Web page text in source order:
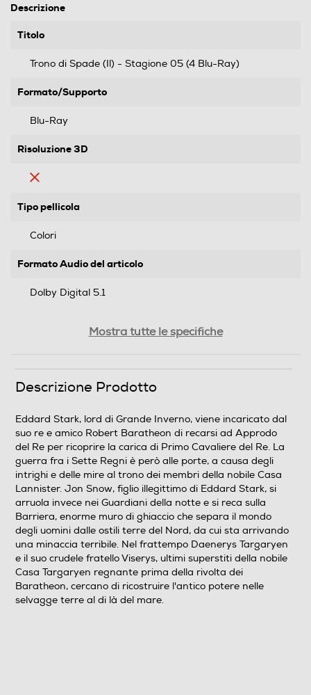
Descrizione
Titolo
Trono di Spade (Il) - Stagione 05 (4 Blu-Ray)
Formato/Supporto
Blu-Ray
Risoluzione 3D
Tipo pellicola
Colori
Formato Audio del articolo
Dolby Digital 5.1
Formato Video
Wide Screen
Sistema TV
Pal
Area Geografica del articolo
Area 2 (Europa/Giappone)
N° di supporti contenuti nell'articolo
Mostra tutte le specifiche
Descrizione Prodotto
Eddard Stark, lord di Grande Inverno, viene incaricato dal
suo re e amico Robert Baratheon di recarsi ad Approdo
del Re per ricoprire la carica di Primo Cavaliere del Re. La
guerra fra i Sette Regni è però alle porte, a causa degli
intrighi e delle mire al trono dei membri della nobile Casa
Lannister. Jon Snow, figlio illegittimo di Eddard Stark, si
arruola invece nei Guardiani della notte e si reca sulla
Barriera, enorme muro di ghiaccio che separa il mondo
degli uomini dalle ostili terre del Nord, da cui sta arrivando
una minaccia terribile. Nel frattempo Daenerys Targaryen
e il suo crudele fratello Viserys, ultimi superstiti della nobile
Casa Targaryen regnante prima della rivolta dei
Baratheon, cercano di ricostruire l'antico potere nelle
selvagge terre al di là del mare.